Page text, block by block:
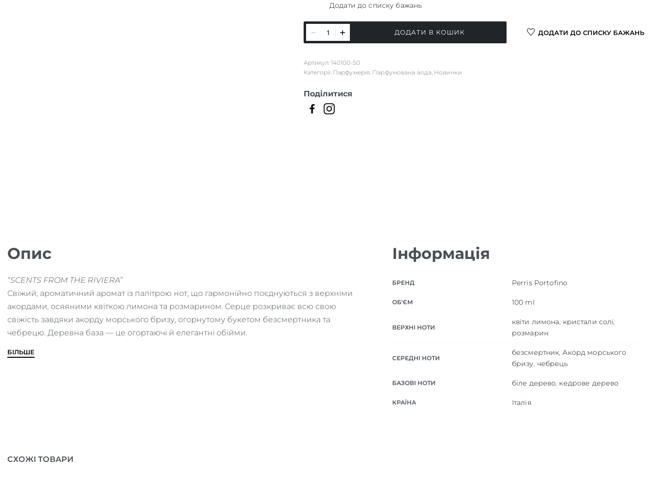
Додати до списку бажань
Riviera
ДОДАТИ В КОШИК ДОДАТИ ДО СПИСКУ БАЖАНЬ
Артикул: 140100-50
Категорії: Парфумерія, Парфумована вода, Новинки
Поділитися
Опис
“SCENTS FROM THE RIVIERA”
Свіжий, ароматичний аромат із палітрою нот, що гармонійно поєднуються з верхніми
акордами, осяяними квіткою лимона та розмарином. Серце розкриває всю свою
свіжість завдяки акорду морського бризу, огорнутому букетом безсмертника та
чебрецю. Деревна база — це огортаючі й елегантні обійми.
БІЛЬШЕ
Інформація
БРЕНД Perris Portofino
ОБ'ЄМ 100 ml
ВЕРХНІ НОТИ
квіти лимона, кристали солі,
розмарин
СЕРЕДНІ НОТИ
безсмертник,Акорд морського
бризу, чебрець
БАЗОВІ НОТИ біле дерево, кедрове дерево
КРАЇНА Італія
СХОЖІ ТОВАРИ